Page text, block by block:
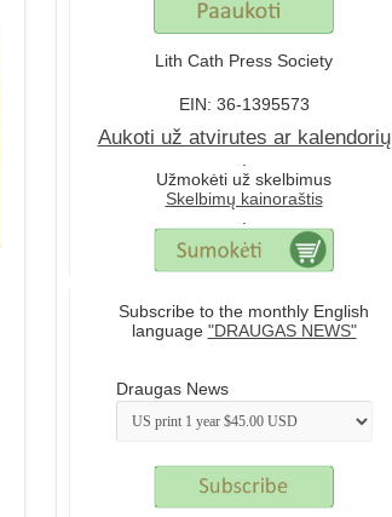
Lith Cath Press Society
EIN: 36-1395573
Aukoti už atvirutes ar kalendorių
.
Užmokėti už skelbimus
Skelbimų kainoraštis
.
Subscribe to the monthly English
language "DRAUGAS NEWS"
Draugas News